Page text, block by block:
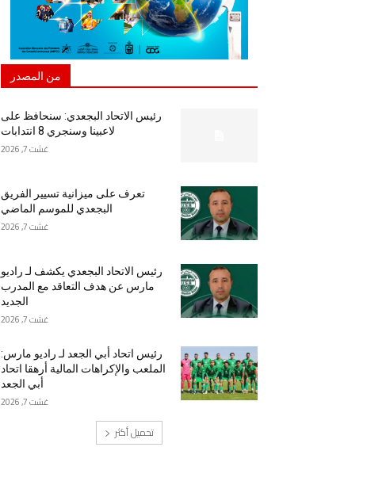
من المصدر
رئيس الاتحاد البجعدي: سنحافظ على
لاعبينا وسنجري 8 انتدابات
غشت 7, 2026
تعرف على ميزانية تسيير الفريق
البجعدي للموسم الماضي
غشت 7, 2026
رئيس الاتحاد البجعدي يكشف لـ راديو
مارس عن هدف التعاقد مع المدرب
الجديد
غشت 7, 2026
رئيس اتحاد أبي الجعد لـ راديو مارس:
الملعب والإكراهات المالية أرهقا اتحاد
أبي الجعد
غشت 7, 2026
تحميل أكثر